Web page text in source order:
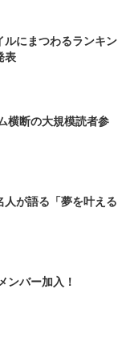
にまつわるランキン
表
横断の大規模読者参
が語る「夢を叶える
ンバー加入！